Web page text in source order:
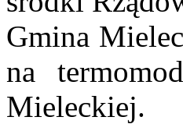
Gmina
na
Mieleckiej.